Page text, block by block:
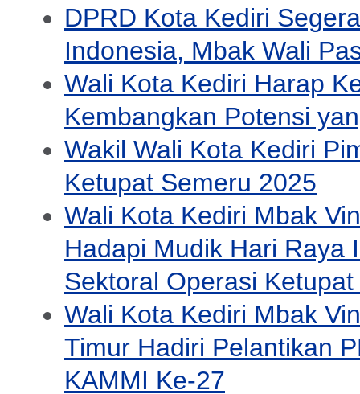
DPRD Kota Kediri
Indonesia, Mbak Wali
Wali Kota Kediri Harap
Kembangkan Potensi
Wakil Wali Kota Kediri
Ketupat Semeru 2025
Wali Kota Kediri Mbak
Hadapi Mudik Hari Raya
Sektoral Operasi
Wali Kota Kediri Mbak
Timur Hadiri Pelantikan
KAMMI Ke-27